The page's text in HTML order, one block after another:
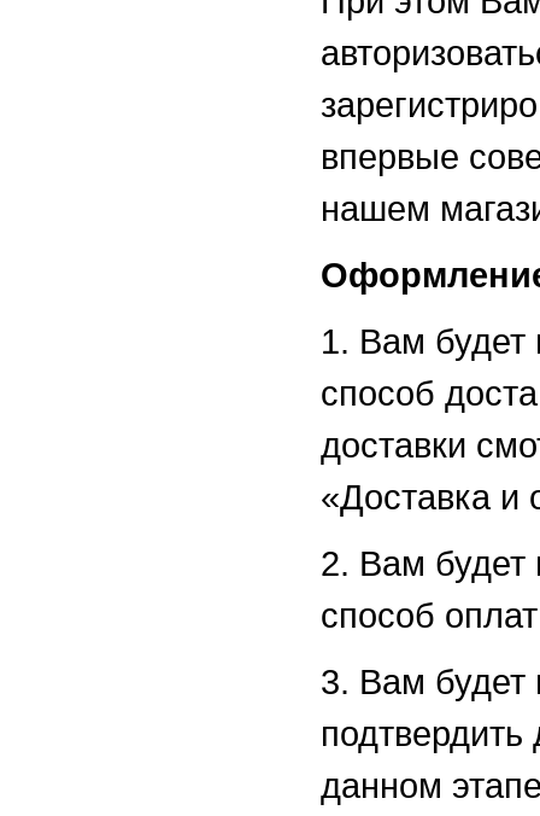
впервые
нашем
1. Вам будет
способ
доставки
«Доставка и
2. Вам будет
способ
3. Вам будет
данном